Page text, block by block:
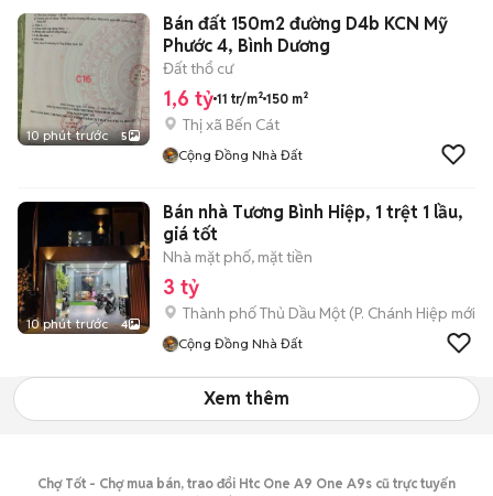
10 phút trước 5
Bán đất 150m2 đường D4b KCN Mỹ
Phước 4, Bình Dương
Đất thổ cư
1,6 tỷ 11 tr/m² 150 m²
Thị xã Bến Cát
Cộng Đồng Nhà Đất
10 phút trước 4
Bán nhà Tương Bình Hiệp, 1 trệt 1 lầu,
giá tốt
Nhà mặt phố, mặt tiền
3 tỷ
Thành phố Thủ Dầu Một (P. Chánh Hiệp mới)
Cộng Đồng Nhà Đất
Xem thêm
Chợ Tốt - Chợ mua bán, trao đổi Htc One A9 One A9s cũ trực tuyến